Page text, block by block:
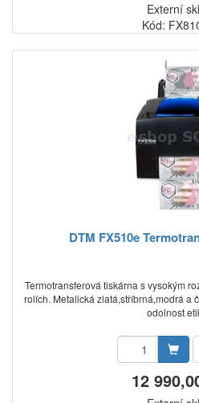
Externí
Kód:
DTM FX510e
Termotransferová tiskárna s vysokým
rolích. Metalická zlatá,stříbrná,modrá a
odolnost
12